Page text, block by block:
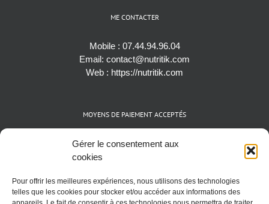
Gérer le consentement aux
cookies
Pour offrir les meilleures expériences, nous utilisons des technologies
telles que les cookies pour stocker et/ou accéder aux informations des
ME CONTACTER
Mobile : 07.44.94.96.04
Email: contact@nutritik.com
Web : https://nutritik.com
MOYENS DE PAIEMENT ACCEPTÉS
Espèces (EUR)
Cartes bancaires (VISA, Mastercard et AMEX)
Cryptomonnaies (BTC)